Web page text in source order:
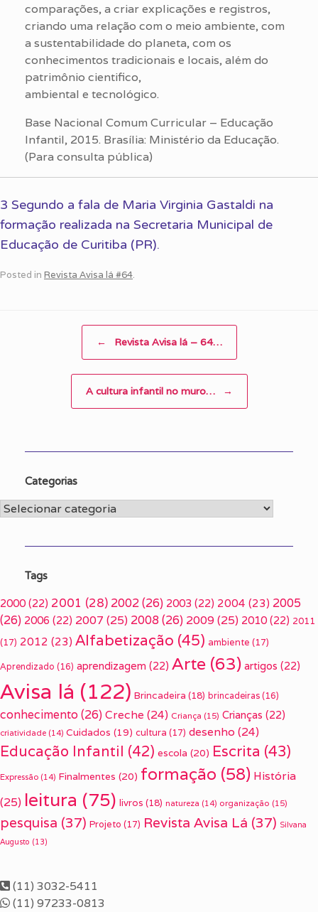
comparações, a criar explicações e registros,
criando uma relação com o meio ambiente, com
a sustentabilidade do planeta, com os
conhecimentos tradicionais e locais, além do
patrimônio cientifico,
ambiental e tecnológico.
Base Nacional Comum Curricular – Educação
Infantil, 2015. Brasília: Ministério da Educação.
(Para consulta pública)
3 Segundo a fala de Maria Virginia Gastaldi na
formação realizada na Secretaria Municipal de
Educação de Curitiba (PR).
Posted in Revista Avisa lá #64.
← Revista Avisa lá – 64…
A cultura infantil no muro… →
Categorias
Categorias
Tags
2000 (22) 2001 (28) 2002(26) 2003 (22) 2004 (23) 2005
(26) 2006 (22) 2007 (25) 2008(26) 2009(25) 2010 (22) 2011
(17) 2012 (23) Alfabetização (45) ambiente (17)
Aprendizado (16) aprendizagem (22) Arte (63) artigos (22)
Avisa lá (122) Brincadeira (18) brincadeiras (16)
conhecimento(26) Creche (24) Criança (15) Crianças (22)
criatividade (14) Cuidados (19) cultura (17) desenho (24)
Educação Infantil (42) escola (20) Escrita (43)
Expressão (14) Finalmentes (20) formação (58) História
(25) leitura (75) livros (18) natureza (14) organização (15)
pesquisa (37) Projeto (17) Revista Avisa Lá (37) Silvana
Augusto (13)
(11) 3032-5411
(11) 97233-0813